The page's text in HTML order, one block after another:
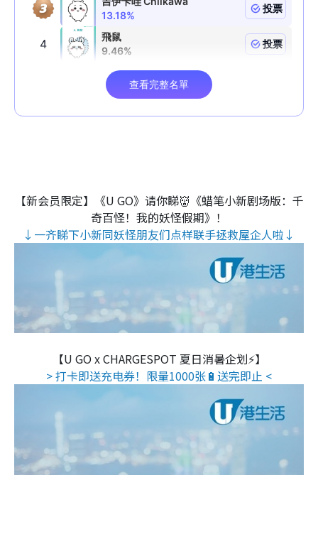
【新会员限定】《U GO》请你睇👹《蜡笔小新剧场版：千
奇百怪！我的妖怪假期》！
↓一齐睇下小新同妖怪朋友们点样联手拯救屋企人啦↓
【U GO x CHARGESPOT 夏日消暑企划⚡】
> 打卡即送充电券！限量1000张🔋送完即止 <